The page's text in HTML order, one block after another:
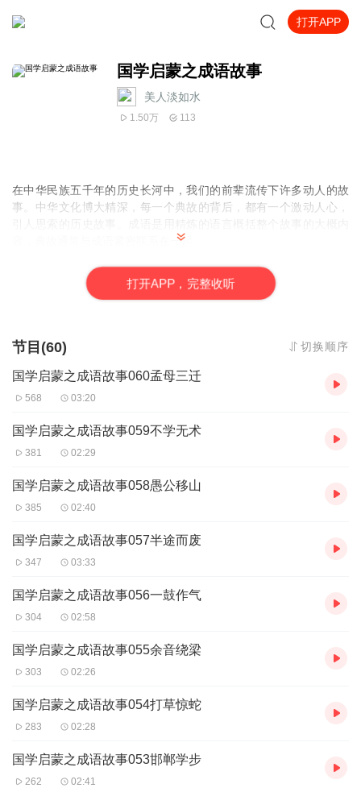
打开APP
国学启蒙之成语故事
美人淡如水
1.50万 113
在中华民族五千年的历史长河中，我们的前辈流传下许多动人的故
事。中华文化博大精深，每一个典故的背后，都有一个激动人心，
容，典故通常与成语紧密联系在一起。
典故是汉语词汇中的特殊部分，他们的结构简单、含义丰富，有较
强的表现力和感染力。
打开APP，完整收听
节目(60) 切换顺序
国学启蒙之成语故事060孟母三迁
568 03:20
国学启蒙之成语故事059不学无术
381 02:29
国学启蒙之成语故事058愚公移山
385 02:40
国学启蒙之成语故事057半途而废
347 03:33
国学启蒙之成语故事056一鼓作气
304 02:58
国学启蒙之成语故事055余音绕梁
303 02:26
国学启蒙之成语故事054打草惊蛇
283 02:28
国学启蒙之成语故事053邯郸学步
262 02:41